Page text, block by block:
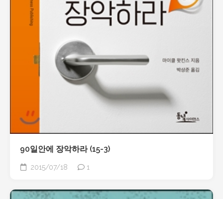
90일안에 장악하라 (15-3)
2015/07/18 1